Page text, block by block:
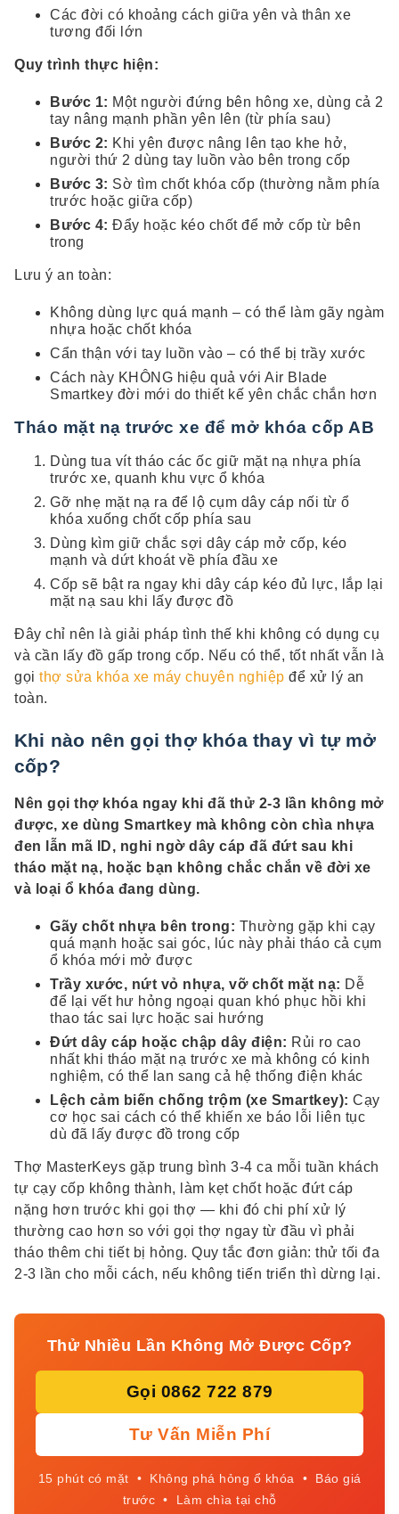
Các đời có khoảng cách giữa yên và thân xe
tương đối lớn
Quy trình thực hiện:
Bước 1: Một người đứng bên hông xe, dùng cả 2
tay nâng mạnh phần yên lên (từ phía sau)
Bước 2: Khi yên được nâng lên tạo khe hở,
người thứ 2 dùng tay luồn vào bên trong cốp
Bước 3: Sờ tìm chốt khóa cốp (thường nằm phía
trước hoặc giữa cốp)
Bước 4: Đẩy hoặc kéo chốt để mở cốp từ bên
trong
Lưu ý an toàn:
Không dùng lực quá mạnh – có thể làm gãy ngàm
nhựa hoặc chốt khóa
Cẩn thận với tay luồn vào – có thể bị trầy xước
Cách này KHÔNG hiệu quả với Air Blade
Smartkey đời mới do thiết kế yên chắc chắn hơn
Tháo mặt nạ trước xe để mở khóa cốp AB
Dùng tua vít tháo các ốc giữ mặt nạ nhựa phía
trước xe, quanh khu vực ổ khóa
Gỡ nhẹ mặt nạ ra để lộ cụm dây cáp nối từ ổ
khóa xuống chốt cốp phía sau
Dùng kìm giữ chắc sợi dây cáp mở cốp, kéo
mạnh và dứt khoát về phía đầu xe
Cốp sẽ bật ra ngay khi dây cáp kéo đủ lực, lắp lại
mặt nạ sau khi lấy được đồ
Đây chỉ nên là giải pháp tình thế khi không có dụng cụ
và cần lấy đồ gấp trong cốp. Nếu có thể, tốt nhất vẫn là
gọi thợ sửa khóa xe máy chuyên nghiệp để xử lý an
toàn.
Khi nào nên gọi thợ khóa thay vì tự mở
cốp?
Nên gọi thợ khóa ngay khi đã thử 2-3 lần không mở
được, xe dùng Smartkey mà không còn chìa nhựa
đen lẫn mã ID, nghi ngờ dây cáp đã đứt sau khi
tháo mặt nạ, hoặc bạn không chắc chắn về đời xe
và loại ổ khóa đang dùng.
Gãy chốt nhựa bên trong: Thường gặp khi cạy
quá mạnh hoặc sai góc, lúc này phải tháo cả cụm
ổ khóa mới mở được
Trầy xước, nứt vỏ nhựa, vỡ chốt mặt nạ: Dễ
để lại vết hư hỏng ngoại quan khó phục hồi khi
thao tác sai lực hoặc sai hướng
Đứt dây cáp hoặc chập dây điện: Rủi ro cao
nhất khi tháo mặt nạ trước xe mà không có kinh
nghiệm, có thể lan sang cả hệ thống điện khác
Lệch cảm biến chống trộm (xe Smartkey): Cạy
cơ học sai cách có thể khiến xe báo lỗi liên tục
dù đã lấy được đồ trong cốp
Thợ MasterKeys gặp trung bình 3-4 ca mỗi tuần khách
tự cạy cốp không thành, làm kẹt chốt hoặc đứt cáp
nặng hơn trước khi gọi thợ — khi đó chi phí xử lý
thường cao hơn so với gọi thợ ngay từ đầu vì phải
tháo thêm chi tiết bị hỏng. Quy tắc đơn giản: thử tối đa
2-3 lần cho mỗi cách, nếu không tiến triển thì dừng lại.
Thử Nhiều Lần Không Mở Được Cốp?
Gọi 0862 722 879
Tư Vấn Miễn Phí
15 phút có mặt • Không phá hỏng ổ khóa • Báo giá
trước • Làm chìa tại chỗ